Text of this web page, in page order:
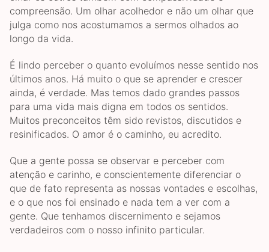
compreensão. Um olhar acolhedor e não um olhar que
julga como nos acostumamos a sermos olhados ao
longo da vida.
É lindo perceber o quanto evoluímos nesse sentido nos
últimos anos. Há muito o que se aprender e crescer
ainda, é verdade. Mas temos dado grandes passos
para uma vida mais digna em todos os sentidos.
Muitos preconceitos têm sido revistos, discutidos e
resinificados. O amor é o caminho, eu acredito.
Que a gente possa se observar e perceber com
atenção e carinho, e conscientemente diferenciar o
que de fato representa as nossas vontades e escolhas,
e o que nos foi ensinado e nada tem a ver com a
gente. Que tenhamos discernimento e sejamos
verdadeiros com o nosso infinito particular.